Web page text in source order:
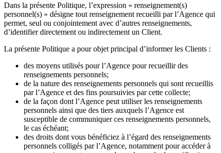
Dans la présente Politique, l’expression « renseignement(s)
personnel(s) » désigne tout renseignement recueilli par l’Agence qui
permet, seul ou conjointement avec d’autres renseignements,
d’identifier directement ou indirectement un Client.
La présente Politique a pour objet principal d’informer les Clients :
des moyens utilisés pour l’Agence pour recueillir des
renseignements personnels;
de la nature des renseignements personnels qui sont recueillis
par l’Agence et des fins poursuivies par cette collecte;
de la façon dont l’Agence peut utiliser les renseignements
personnels ainsi que des tiers auxquels l’Agence est
susceptible de communiquer ces renseignements personnels,
le cas échéant;
des droits dont vous bénéficiez à l’égard des renseignements
personnels colligés par l’Agence, notamment pour accéder à